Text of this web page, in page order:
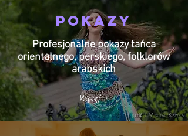
Pokazy
Profesjonalne pokazy tańca
orientalnego, perskiego, folklorów
arabskich
Więcej >